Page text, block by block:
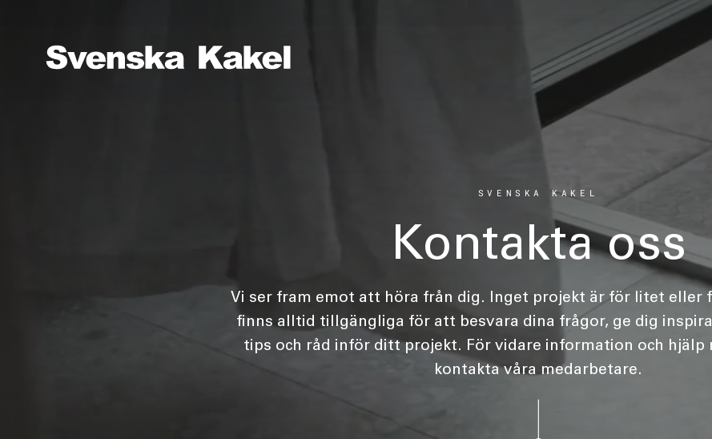
SVENSKA KAKEL
Kontakta oss
Vi ser fram emot att höra från dig. Inget projekt är för litet eller
finns alltid tillgängliga för att besvara dina frågor, ge dig
tips och råd inför ditt projekt. För vidare information och hjälp
kontakta våra medarbetare.